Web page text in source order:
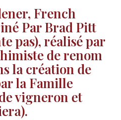
French
Par Brad Pitt
pas), réalisé par
de renom
la création de
la Famille
vigneron et